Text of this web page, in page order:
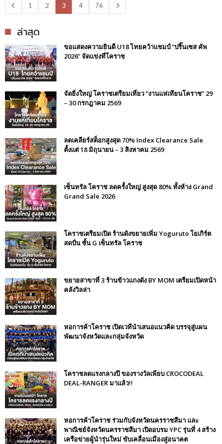
1 2 3 4 76
ล่าสุด
ขอแสดงความยินดี U18 ไทยคว้าแชมป์ “ปริ๊นเซส คัพ
2026” จัดแข่งที่โคราช
จัดยิ่งใหญ่ โคราชเตรียมเที่ยว “งานแห่เทียนโคราช” 29
– 30 กรกฎาคม 2569
ลดเคลียร์สต็อกสูงสุด 70% Index Clearance Sale
ตั้งแต่ 18 มิถุนายน – 3 สิงหาคม 2569
เซ็นทรัล โคราช ลดครั้งใหญ่ สูงสุด 80% ทั้งห้าง Grand
Grand Sale 2026
โคราชเตรียมเปิด ร้านดังขยายเพิ่ม Yoguruto โยเกิร์ต
สดปั่น ชั้น G เซ็นทรัล โคราช
ขยายสาขาที่ 3 ร้านข้าวแกงดัง BY MOM เตรียมเปิดหน้า
คลังวิลล่า
หอการค้าโคราช เปิดเวทีนำเสนอแนวคิด บรรจุสู่แผน
พัฒนาจังหวัดและกลุ่มจังหวัด
โคราชลดแรงกลางปี ของรางวัลเพียบ CROCODEAL
DEAL-RANGER มาแล้ว!!
หอการค้าโคราช ร่วมกับจังหวัดนครราชสีมา และ
พาณิชย์จังหวัดนครราชสีมา เปิดอบรม YPC รุ่นที่ 4 สร้าง
เครือข่ายผู้นำรุ่นใหม่ ขับเคลื่อนเมืองสู่อนาคต